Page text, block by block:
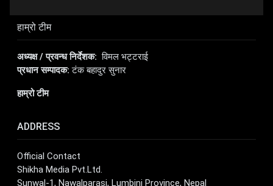
हाम्रो टीम
अध्यक्ष / प्रवन्ध निर्देशक:विमल भट्टराई
प्रधान सम्पादक:टंक बहादुर सुनार
हाम्रो टीम
ADDRESS
Official Contact
Shikha Media Pvt.Ltd.
Sunwal-1, Nawalparasi, Lumbini Province, Nepal